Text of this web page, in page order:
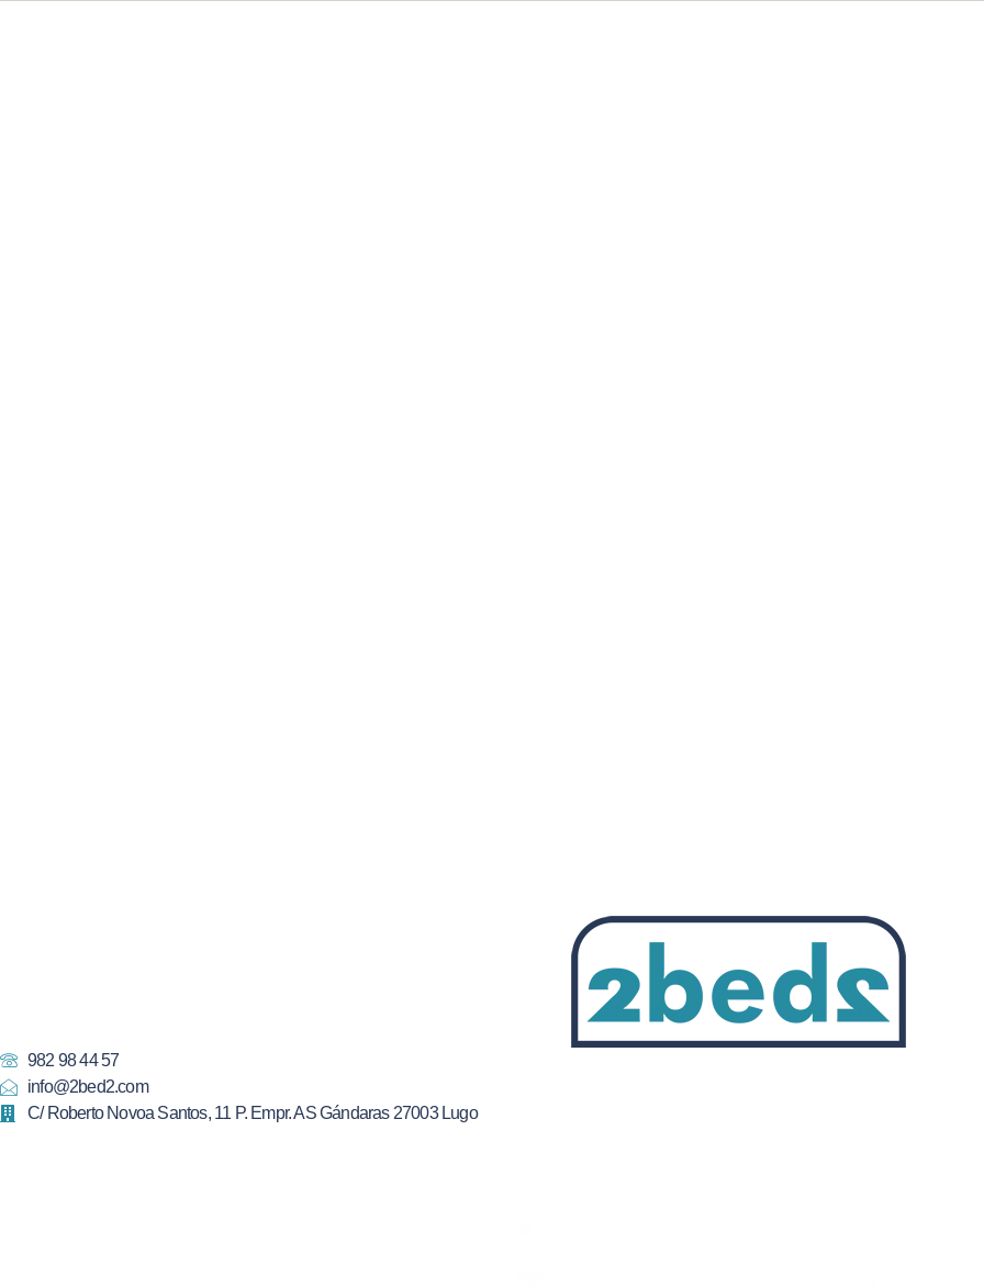
982 98 44 57
info@2bed2.com
C/ Roberto Novoa Santos, 11 P. Empr. AS Gándaras 27003 Lugo